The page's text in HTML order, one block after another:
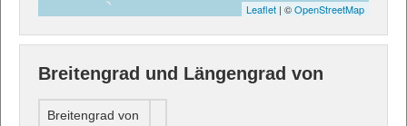
Leaflet | ©OpenStreetMap
Breitengrad und Längengrad von
Breitengrad von